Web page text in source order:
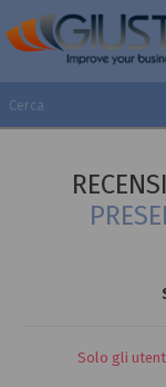
ACCESSO
LISTA DEI DESIDERI
Solo gli